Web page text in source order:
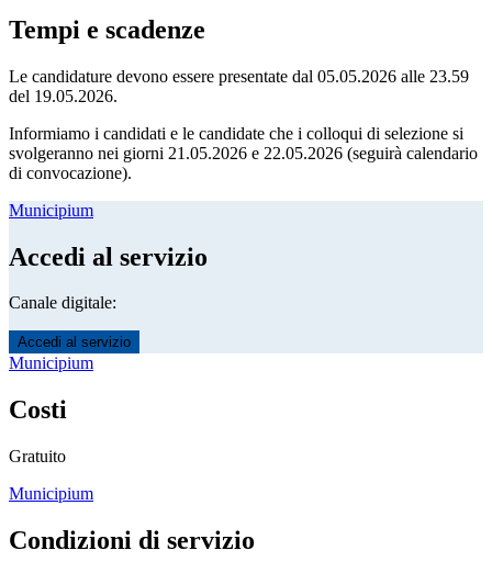
Tempi e scadenze
Le candidature devono essere presentate dal 05.05.2026 alle 23.59
del 19.05.2026.
Informiamo i candidati e le candidate che i colloqui di selezione si
svolgeranno nei giorni 21.05.2026 e 22.05.2026 (seguirà calendario
di convocazione).
Municipium
Accedi al servizio
Canale digitale:
Accedi al servizio
Municipium
Costi
Gratuito
Municipium
Condizioni di servizio